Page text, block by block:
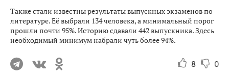
Также стали известны результаты выпускных экзаменов по
литературе. Её выбрали 134 человека, а минимальный порог
прошли почти 95%. Историю сдавали 442 выпускника. Здесь
необходимый минимум набрали чуть более 94%.
8 0